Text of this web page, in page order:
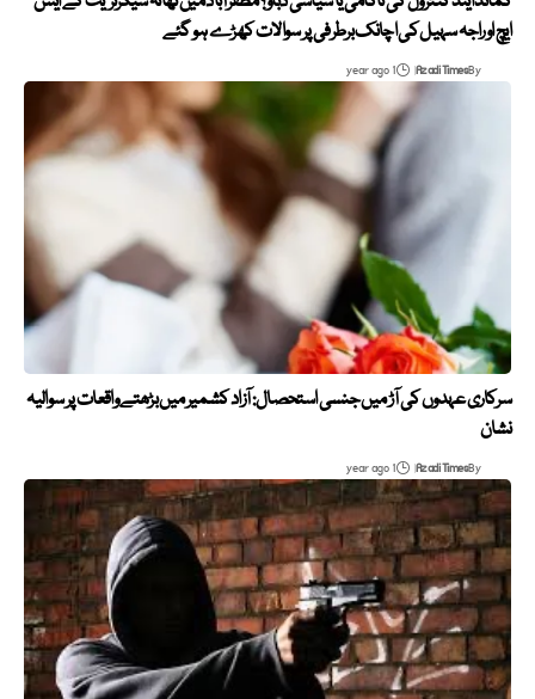
ایچ او راجہ سہیل کی اچانک برطرفی پر سوالات کھڑے ہو گئے
By
Azadi Times
1 year ago
سرکاری عہدوں کی آڑ میں جنسی استحصال: آزاد کشمیر میں بڑھتے واقعات پر سوالیہ
نشان
By
Azadi Times
1 year ago